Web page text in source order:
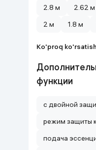
2.8 м 2.62 м
2 м
1.8 м
Ko'proq ko'rsatish
функции
с двойной
режим защиты
подача